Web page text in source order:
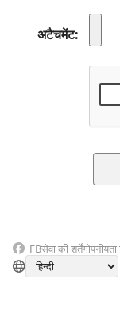
अटैचमेंट
FBसेवा की शर्तेंगोपनीयता